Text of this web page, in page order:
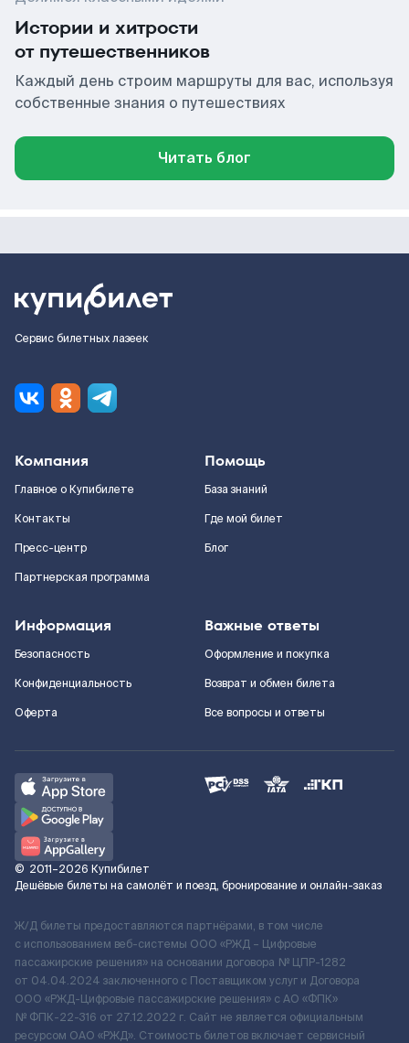
Истории и хитрости
от путешественников
Каждый день строим маршруты для вас, используя
собственные знания о путешествиях
Читать блог
Сервис билетных лазеек
Компания
Главное о Купибилете
Контакты
Пресс-центр
Партнерская программа
Помощь
База знаний
Где мой билет
Блог
Информация
Безопасность
Конфиденциальность
Оферта
Важные ответы
Оформление и покупка
Возврат и обмен билета
Все вопросы и ответы
© 2011–2026 Купибилет
Дешёвые билеты на самолёт и поезд, бронирование и онлайн-заказ
Ж/Д билеты предоставляются партнёрами, в том числе
с использованием веб-системы ООО «РЖД – Цифровые
пассажирские решения» на основании договора № ЦПР-1282
от 04.04.2024 заключенного с Поставщиком услуг и Договора
ООО «РЖД-Цифровые пассажирские решения» c АО «ФПК»
№ ФПК-22-316 от 27.12.2022 г. Сайт не является официальным
ресурсом ОАО «РЖД». Стоимость билетов включает сервисный